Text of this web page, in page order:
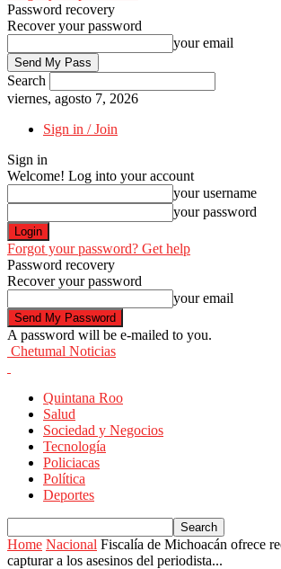
Password recovery
Recover your password
your email
Search
viernes, agosto 7, 2026
Sign in / Join
Sign in
Welcome! Log into your account
your username
your password
Forgot your password? Get help
Password recovery
Recover your password
your email
A password will be e-mailed to you.
Chetumal Noticias
Quintana Roo
Salud
Sociedad y Negocios
Tecnología
Policiacas
Política
Deportes
Home Nacional Fiscalía de Michoacán ofrece
capturar a los asesinos del periodista...